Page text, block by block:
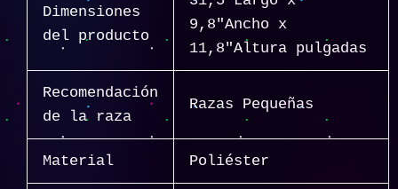
Dimensiones
del producto
9,8″Ancho x
11,8″Altura pulgadas
Recomendación
de la raza
Razas Pequeñas
Material Poliéster